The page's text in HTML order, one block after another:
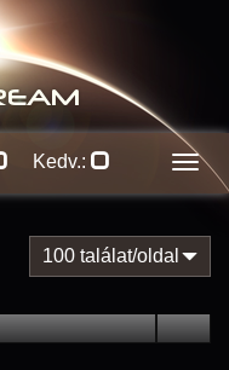
Kedv.:
100 találat/oldal